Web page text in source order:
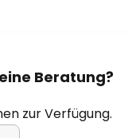
Hue
Smart-Home-
Tablet
smart.
Beratung?
zur Verfügung.